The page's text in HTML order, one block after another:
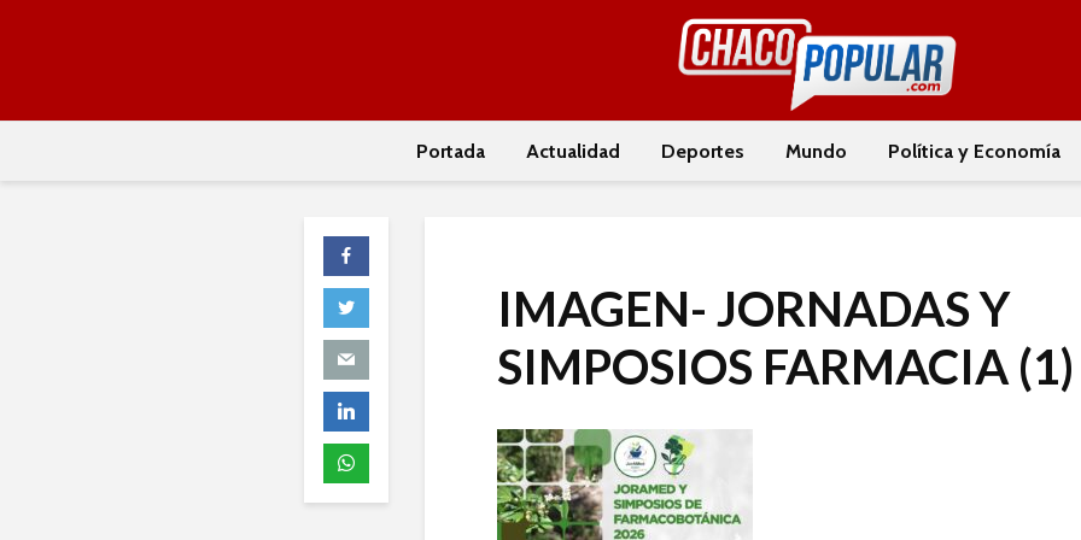
Portada Actualidad Deportes Mundo Política y Economía
IMAGEN- JORNADAS Y
SIMPOSIOS FARMACIA (1)